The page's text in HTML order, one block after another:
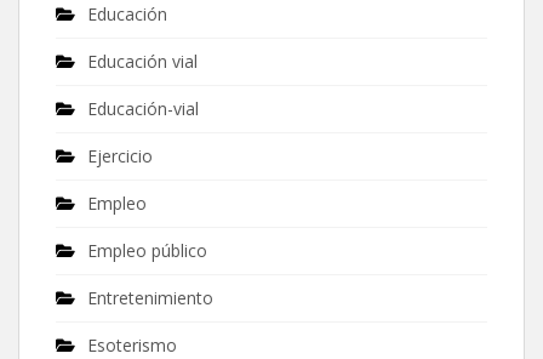
Educación
Educación vial
Educación-vial
Ejercicio
Empleo
Empleo público
Entretenimiento
Esoterismo